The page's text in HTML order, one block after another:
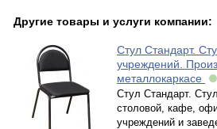
Другие товары и услуги компании:
Стул Стандарт.
учреждений.
металлокаркасе
Стул Стандарт.
столовой, кафе,
учреждений и